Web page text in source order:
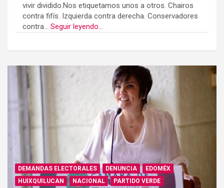
vivir dividido.Nos etiquetamos unos a otros. Chairos
contra fifís. Izquierda contra derecha. Conservadores
contra... Seguir leyendo...
DEMANDAS ELECTORALES DENUNCIA
EDOMÉX
HUIXQUILUCAN
NACIONAL PARTIDO VERDE